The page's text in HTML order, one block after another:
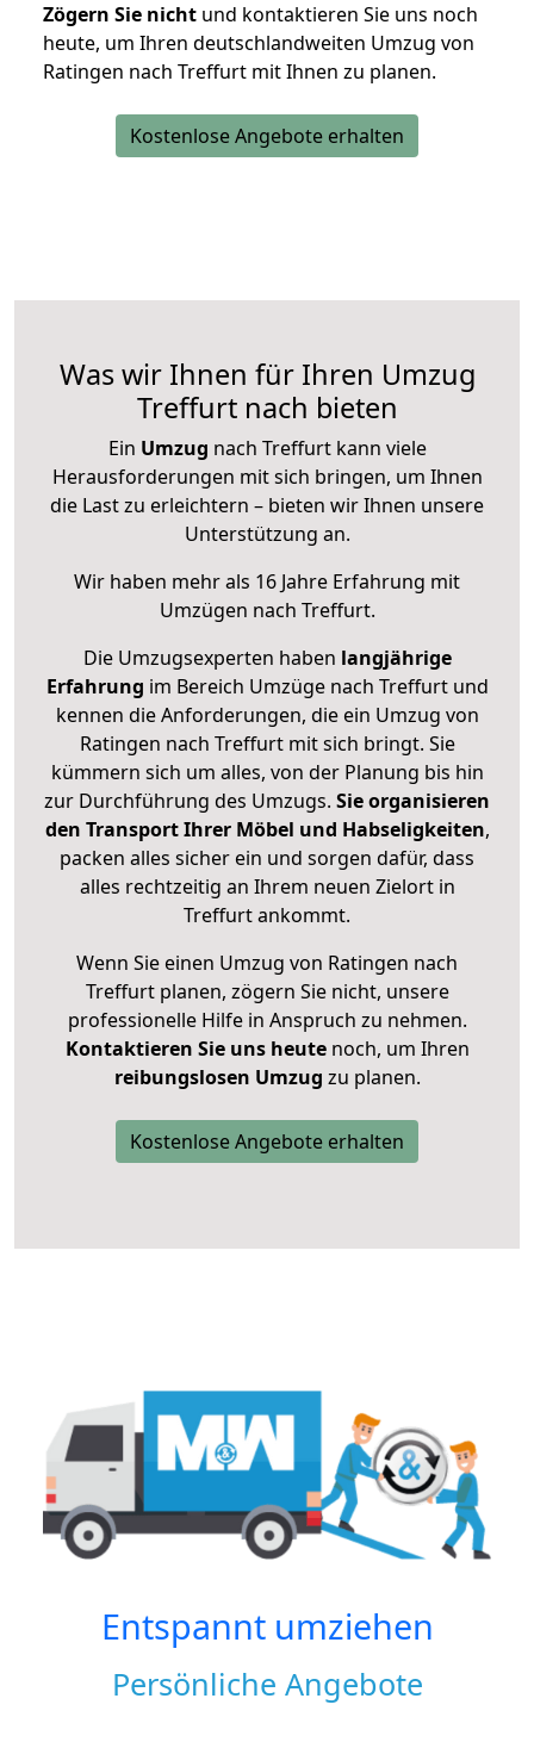
Zögern Sie nicht und kontaktieren Sie uns noch
heute, um Ihren deutschlandweiten Umzug von
Ratingen nach Treffurt mit Ihnen zu planen.
Kostenlose Angebote erhalten
Was wir Ihnen für Ihren Umzug
Treffurt nach bieten
Ein Umzug nach Treffurt kann viele
Herausforderungen mit sich bringen, um Ihnen
die Last zu erleichtern – bieten wir Ihnen unsere
Unterstützung an.
Wir haben mehr als 16 Jahre Erfahrung mit
Umzügen nach Treffurt.
Die Umzugsexperten haben langjährige
Erfahrung im Bereich Umzüge nach Treffurt und
kennen die Anforderungen, die ein Umzug von
Ratingen nach Treffurt mit sich bringt. Sie
kümmern sich um alles, von der Planung bis hin
zur Durchführung des Umzugs. Sie organisieren
den Transport Ihrer Möbel und Habseligkeiten,
packen alles sicher ein und sorgen dafür, dass
alles rechtzeitig an Ihrem neuen Zielort in
Treffurt ankommt.
Wenn Sie einen Umzug von Ratingen nach
Treffurt planen, zögern Sie nicht, unsere
professionelle Hilfe in Anspruch zu nehmen.
Kontaktieren Sie uns heutenoch, um Ihren
reibungslosen Umzug zu planen.
Kostenlose Angebote erhalten
Entspannt umziehen
Persönliche Angebote